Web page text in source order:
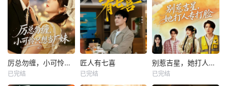
厉总勿缠，小可怜只想当厂妹
已完结
匠人有七喜
已完结
别惹吉星，她打人专打脸
已完结